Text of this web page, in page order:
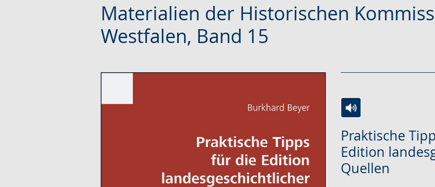
Materialien der Historischen
Westfalen, Band 15
Praktische
Edition
Quellen
Leichten
Sprache
wechseln.
Audio-
Unterstützung.
Video
in
Deutscher